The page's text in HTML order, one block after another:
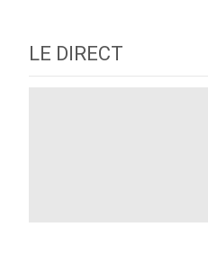
LE DIRECT